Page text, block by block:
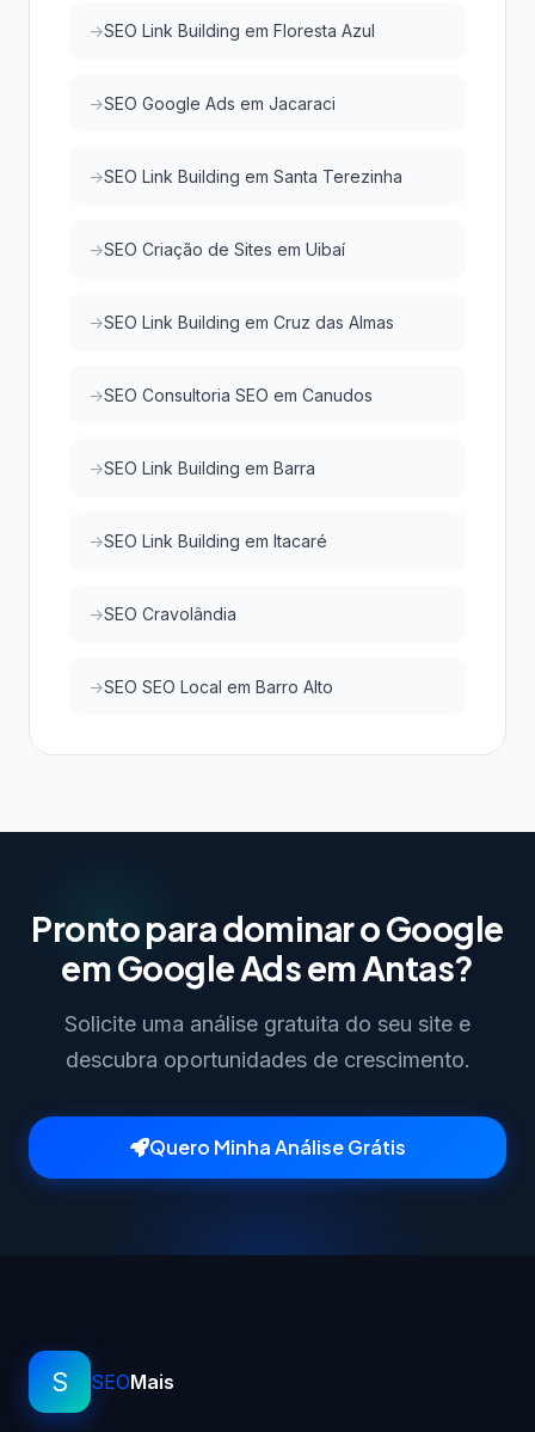
SEO Link Building em Floresta Azul
SEO Google Ads em Jacaraci
SEO Link Building em Santa Terezinha
SEO Criação de Sites em Uibaí
SEO Link Building em Cruz das Almas
SEO Consultoria SEO em Canudos
SEO Link Building em Barra
SEO Link Building em Itacaré
SEO Cravolândia
SEO SEO Local em Barro Alto
Pronto para dominar o Google
em Google Ads em Antas?
Solicite uma análise gratuita do seu site e
descubra oportunidades de crescimento.
Quero Minha Análise Grátis
S SEOMais